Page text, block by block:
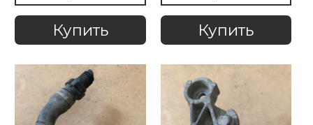
Купить Купить